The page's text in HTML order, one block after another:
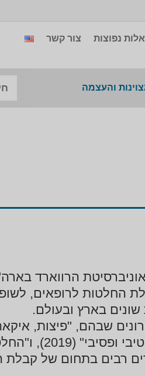
נפוצות צור קשר
והעצמה
הרווארד
החלטות לרופאים,
בארץ ובעולם.
שבהם, "פיצות,
השמן, שיפור תהליך קבלת
מאמרים רבים בתחום של